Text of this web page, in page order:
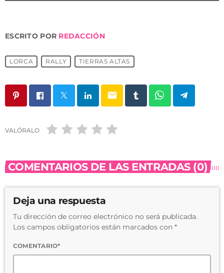
ESCRITO POR REDACCIÓN
LORCA RALLY TIERRAS ALTAS
email
VALÓRALO
COMENTARIOS DE LAS ENTRADAS (0)
Deja una respuesta
Tu dirección de correo electrónico no será publicada.
Los campos obligatorios están marcados con *
COMENTARIO*